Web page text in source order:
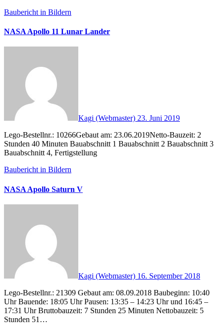
Baubericht in Bildern
NASA Apollo 11 Lunar Lander
Kagi (Webmaster) 23. Juni 2019
Lego-Bestellnr.: 10266Gebaut am: 23.06.2019Netto-Bauzeit: 2
Stunden 40 Minuten Bauabschnitt 1 Bauabschnitt 2 Bauabschnitt 3
Bauabschnitt 4, Fertigstellung
Baubericht in Bildern
NASA Apollo Saturn V
Kagi (Webmaster) 16. September 2018
Lego-Bestellnr.: 21309 Gebaut am: 08.09.2018 Baubeginn: 10:40
Uhr Bauende: 18:05 Uhr Pausen: 13:35 – 14:23 Uhr und 16:45 –
17:31 Uhr Bruttobauzeit: 7 Stunden 25 Minuten Nettobauzeit: 5
Stunden 51…